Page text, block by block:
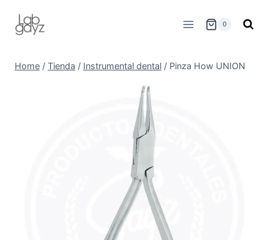
0
Home / Tienda / Instrumental dental / Pinza How UNION